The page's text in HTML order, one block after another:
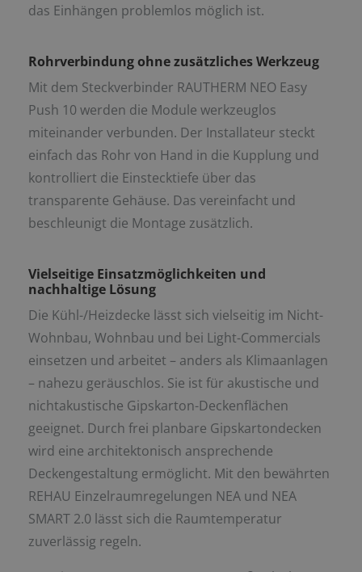
das Einhängen problemlos möglich ist.
Rohrverbindung ohne zusätzliches Werkzeug
Mit dem Steckverbinder RAUTHERM NEO Easy
Push 10 werden die Module werkzeuglos
miteinander verbunden. Der Installateur steckt
einfach das Rohr von Hand in die Kupplung und
kontrolliert die Einstecktiefe über das
transparente Gehäuse. Das vereinfacht und
beschleunigt die Montage zusätzlich.
Vielseitige Einsatzmöglichkeiten und
nachhaltige Lösung
Die Kühl-/Heizdecke lässt sich vielseitig im Nicht-
Wohnbau, Wohnbau und bei Light-Commercials
einsetzen und arbeitet – anders als Klimaanlagen
– nahezu geräuschlos. Sie ist für akustische und
nichtakustische Gipskarton-Deckenflächen
geeignet. Durch frei planbare Gipskartondecken
wird eine architektonisch ansprechende
Deckengestaltung ermöglicht. Mit den bewährten
REHAU Einzelraumregelungen NEA und NEA
SMART 2.0 lässt sich die Raumtemperatur
zuverlässig regeln.